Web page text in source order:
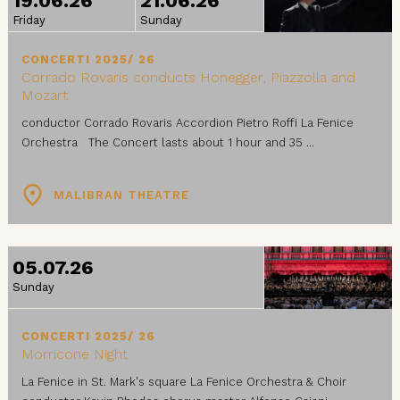
Friday Sunday
CONCERTI 2025/ 26
Corrado Rovaris conducts Honegger, Piazzolla and
Mozart
conductor Corrado Rovaris Accordion Pietro Roffi La Fenice
Orchestra The Concert lasts about 1 hour and 35 ...
MALIBRAN THEATRE
05.07.26
Sunday
CONCERTI 2025/ 26
Morricone Night
La Fenice in St. Mark's square La Fenice Orchestra & Choir